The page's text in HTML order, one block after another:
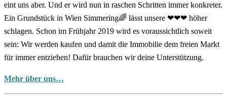
eint uns aber. Und er wird nun in raschen Schritten immer konkreter.
Ein Grundstück in Wien Simmering🌈 lässt unsere ❤❤❤ höher
schlagen. Schon im Frühjahr 2019 wird es voraussichtlich soweit
sein: Wir werden kaufen und damit die Immobilie dem freien Markt
für immer entziehen! Dafür brauchen wir deine Unterstützung.
Mehr über uns…